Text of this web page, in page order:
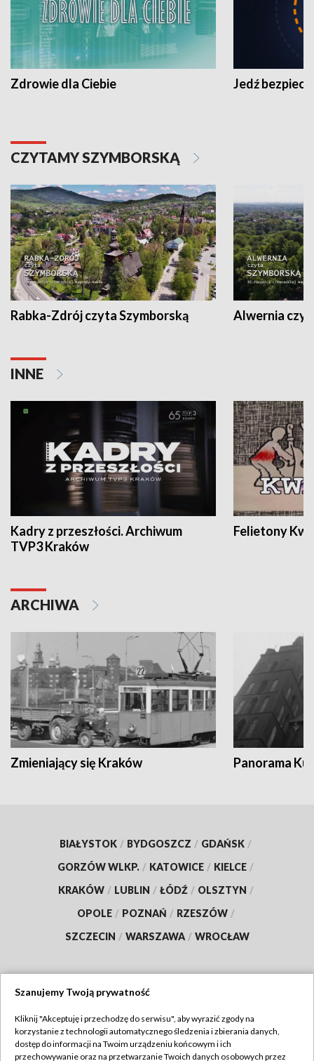
Zdrowie dla Ciebie Jedź
CZYTAMY SZYMBORSKĄ
Rabka-Zdrój czyta Szymborską Alwernia
INNE
Kadry z przeszłości. Archiwum
TVP3 Kraków
Felietony
ARCHIWA
Zmieniający się Kraków Panorama
BIAŁYSTOK / BYDGOSZCZ / GDAŃSK /
GORZÓW WLKP. / KATOWICE / KIELCE /
KRAKÓW / LUBLIN / ŁÓDŹ / OLSZTYN /
OPOLE / POZNAŃ / RZESZÓW /
SZCZECIN / WARSZAWA / WROCŁAW
TVP
Abonament TVP
Szanujemy Twoją prywatność
Kliknij "Akceptuję i przechodzę do serwisu", aby wyrazić zgody na
korzystanie z technologii automatycznego śledzenia i zbierania danych,
dostęp do informacji na Twoim urządzeniu końcowym i ich
przechowywanie oraz na przetwarzanie Twoich danych osobowych przez